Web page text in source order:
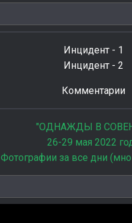
Инцидент - 1
Инцидент - 2
Комментарии
"ОДНАЖДЫ В
26-29 мая 2022
Фотографии за все дни